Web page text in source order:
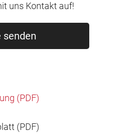
uns Kontakt auf!
senden
(PDF)
(PDF)